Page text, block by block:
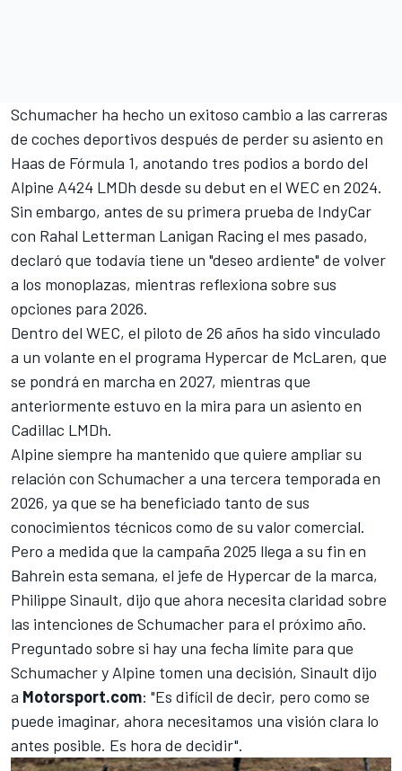
Schumacher ha hecho un exitoso cambio a las carreras
de coches deportivos después de perder su asiento en
Haas de Fórmula 1, anotando tres podios a bordo del
Alpine A424 LMDh desde su debut en el WEC en 2024.
Sin embargo, antes de su primera prueba de IndyCar
con Rahal Letterman Lanigan Racing el mes pasado,
declaró que todavía tiene un "deseo ardiente" de volver
a los monoplazas, mientras reflexiona sobre sus
opciones para 2026.
Dentro del WEC, el piloto de 26 años ha sido vinculado
a un volante en el programa Hypercar de McLaren, que
se pondrá en marcha en 2027, mientras que
anteriormente estuvo en la mira para un asiento en
Cadillac LMDh.
Alpine siempre ha mantenido que quiere ampliar su
relación con Schumacher a una tercera temporada en
2026, ya que se ha beneficiado tanto de sus
conocimientos técnicos como de su valor comercial.
Pero a medida que la campaña 2025 llega a su fin en
Bahrein esta semana, el jefe de Hypercar de la marca,
Philippe Sinault, dijo que ahora necesita claridad sobre
las intenciones de Schumacher para el próximo año.
Preguntado sobre si hay una fecha límite para que
Schumacher y Alpine tomen una decisión, Sinault dijo
a Motorsport.com: "Es difícil de decir, pero como se
puede imaginar, ahora necesitamos una visión clara lo
antes posible. Es hora de decidir".